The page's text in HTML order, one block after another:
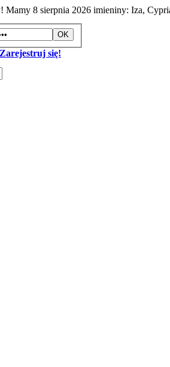
Mamy 8 sierpnia 2026 imieniny: Iza,
Zarejestruj się!